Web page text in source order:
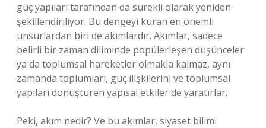
güç yapıları tarafından da sürekli olarak yeniden
şekillendiriliyor. Bu dengeyi kuran en önemli
unsurlardan biri de akımlardır. Akımlar, sadece
belirli bir zaman diliminde popülerleşen düşünceler
ya da toplumsal hareketler olmakla kalmaz, aynı
zamanda toplumları, güç ilişkilerini ve toplumsal
yapıları dönüştüren yapısal etkiler de yaratırlar.
Peki, akım nedir? Ve bu akımlar, siyaset bilimi